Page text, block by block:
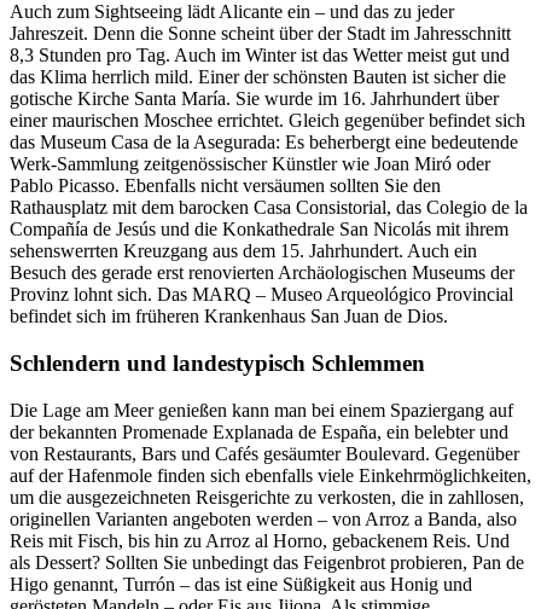
Auch zum Sightseeing lädt Alicante ein – und das zu jeder
Jahreszeit. Denn die Sonne scheint über der Stadt im Jahresschnitt
8,3 Stunden pro Tag. Auch im Winter ist das Wetter meist gut und
das Klima herrlich mild. Einer der schönsten Bauten ist sicher die
gotische Kirche Santa María. Sie wurde im 16. Jahrhundert über
einer maurischen Moschee errichtet. Gleich gegenüber befindet sich
das Museum Casa de la Asegurada: Es beherbergt eine bedeutende
Werk-Sammlung zeitgenössischer Künstler wie Joan Miró oder
Pablo Picasso. Ebenfalls nicht versäumen sollten Sie den
Rathausplatz mit dem barocken Casa Consistorial, das Colegio de la
Compañía de Jesús und die Konkathedrale San Nicolás mit ihrem
sehenswerrten Kreuzgang aus dem 15. Jahrhundert. Auch ein
Besuch des gerade erst renovierten Archäologischen Museums der
Provinz lohnt sich. Das MARQ – Museo Arqueológico Provincial
befindet sich im früheren Krankenhaus San Juan de Dios.
Schlendern und landestypisch Schlemmen
Die Lage am Meer genießen kann man bei einem Spaziergang auf
der bekannten Promenade Explanada de España, ein belebter und
von Restaurants, Bars und Cafés gesäumter Boulevard. Gegenüber
auf der Hafenmole finden sich ebenfalls viele Einkehrmöglichkeiten,
um die ausgezeichneten Reisgerichte zu verkosten, die in zahllosen,
originellen Varianten angeboten werden – von Arroz a Banda, also
Reis mit Fisch, bis hin zu Arroz al Horno, gebackenem Reis. Und
als Dessert? Sollten Sie unbedingt das Feigenbrot probieren, Pan de
Higo genannt, Turrón – das ist eine Süßigkeit aus Honig und